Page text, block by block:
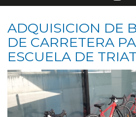
ADQUISICION DE
DE CARRETERA
ESCUELA DE